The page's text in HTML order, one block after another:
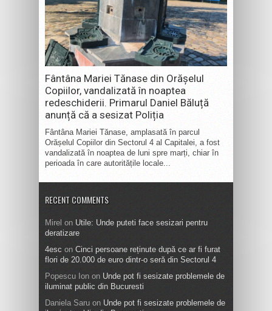
Fântâna Mariei Tănase din Orășelul
Copiilor, vandalizată în noaptea
redeschiderii. Primarul Daniel Băluță
anunță că a sesizat Poliția
Fântâna Mariei Tănase, amplasată în parcul
Orășelul Copiilor din Sectorul 4 al Capitalei, a fost
vandalizată în noaptea de luni spre marți, chiar în
perioada în care autoritățile locale...
RECENT COMMENTS
Mirel on Utile: Unde puteti face sesizari pentru
deratizare
4esc on Cinci persoane reținute după ce ar fi furat
flori de 20.000 de euro dintr-o seră din Sectorul 4
Popescu Ion on Unde pot fi sesizate problemele de
iluminat public din Bucuresti
Daniela Saru on Unde pot fi sesizate problemele de